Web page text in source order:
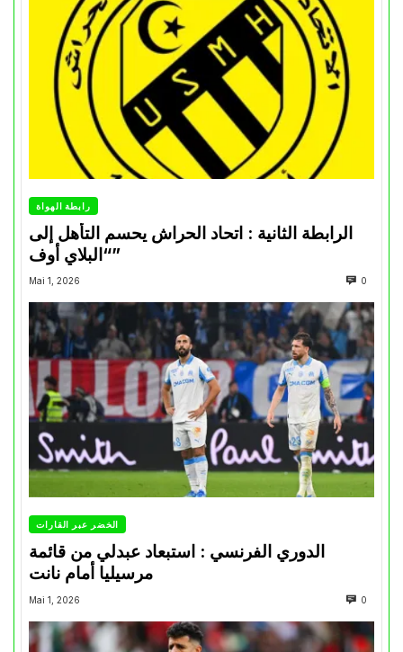
رابطة الهواة
الرابطة الثانية : اتحاد الحراش يحسم التأهل إلى
“البلاي أوف”
Mai 1, 2026 0
الخضر عبر القارات
الدوري الفرنسي : استبعاد عبدلي من قائمة
مرسيليا أمام نانت
Mai 1, 2026 0